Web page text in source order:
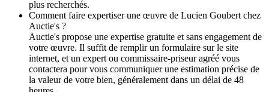
plus recherchés.
Comment faire expertiser une œuvre de Lucien Goubert chez
Auctie's ?
Auctie's propose une expertise gratuite et sans engagement de
votre œuvre. Il suffit de remplir un formulaire sur le site
internet, et un expert ou commissaire-priseur agréé vous
contactera pour vous communiquer une estimation précise de
la valeur de votre bien, généralement dans un délai de 48